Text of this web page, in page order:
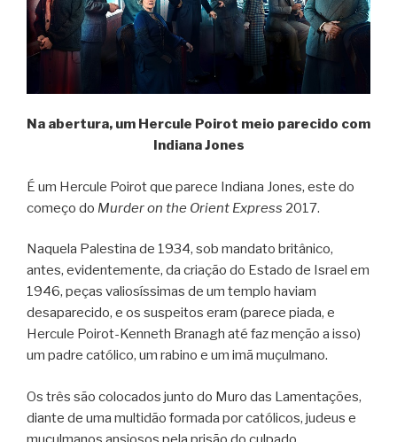
Na abertura, um Hercule Poirot meio parecido com
Indiana Jones
É um Hercule Poirot que parece Indiana Jones, este do
começo do Murder on the Orient Express 2017.
Naquela Palestina de 1934, sob mandato britânico,
antes, evidentemente, da criação do Estado de Israel em
1946, peças valiosíssimas de um templo haviam
desaparecido, e os suspeitos eram (parece piada, e
Hercule Poirot-Kenneth Branagh até faz menção a isso)
um padre católico, um rabino e um imã muçulmano.
Os três são colocados junto do Muro das Lamentações,
diante de uma multidão formada por católicos, judeus e